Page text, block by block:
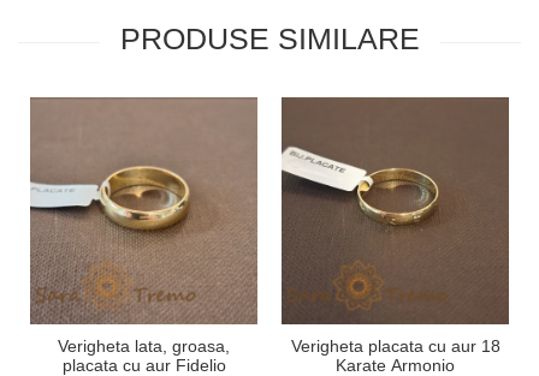
PRODUSE SIMILARE
Verigheta lata, groasa,
placata cu aur Fidelio
Verigheta placata cu aur 18
Karate Armonio